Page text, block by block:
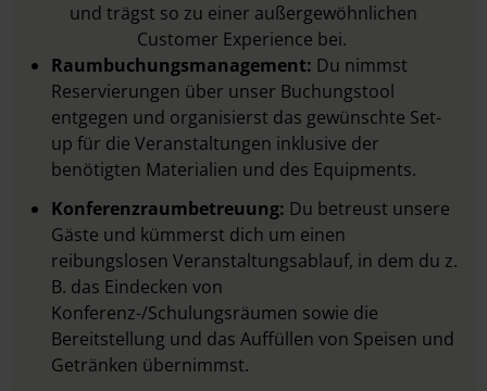
und trägst so zu einer außergewöhnlichen
Customer Experience bei.
Raumbuchungsmanagement: Du nimmst
Reservierungen über unser Buchungstool
entgegen und organisierst das gewünschte Set-
up für die Veranstaltungen inklusive der
benötigten Materialien und des Equipments.
Konferenzraumbetreuung: Du betreust unsere
Gäste und kümmerst dich um einen
reibungslosen Veranstaltungsablauf, in dem du z.
B. das Eindecken von
Konferenz-/Schulungsräumen sowie die
Bereitstellung und das Auffüllen von Speisen und
Getränken übernimmst.